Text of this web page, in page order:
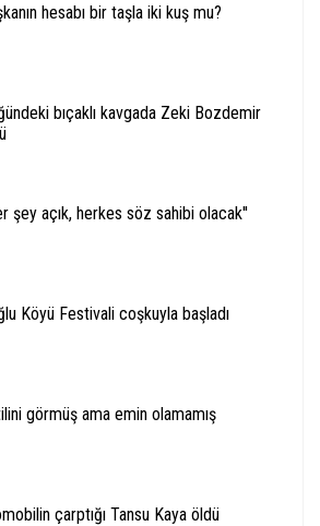
hesabı bir taşla iki kuş mu?
bıçaklı kavgada Zeki Bozdemir
şey açık, herkes söz sahibi olacak''
Köyü Festivali coşkuyla başladı
görmüş ama emin olamamış
çarptığı Tansu Kaya öldü